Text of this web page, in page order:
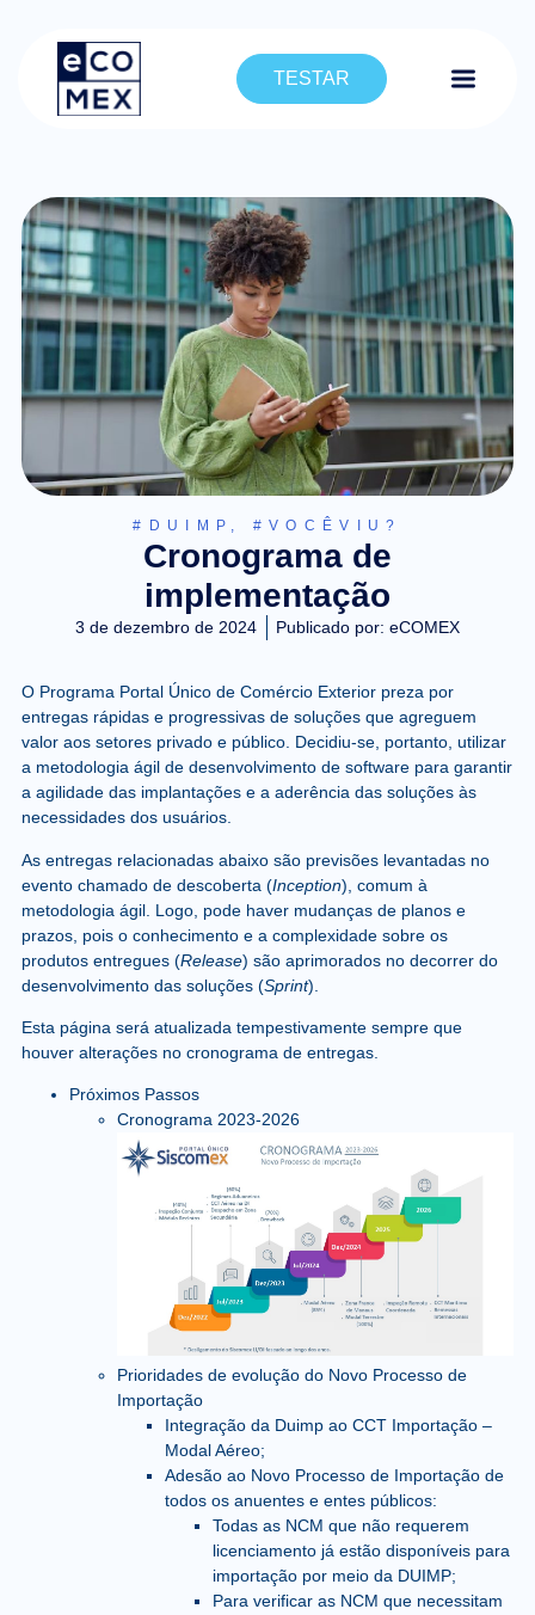
TESTAR
#DUIMP , #VOCÊVIU?
Cronograma de
implementação
3 de dezembro de 2024 Publicado por: eCOMEX
O Programa Portal Único de Comércio Exterior preza por
entregas rápidas e progressivas de soluções que agreguem
valor aos setores privado e público. Decidiu-se, portanto, utilizar
a metodologia ágil de desenvolvimento de software para garantir
a agilidade das implantações e a aderência das soluções às
necessidades dos usuários.
As entregas relacionadas abaixo são previsões levantadas no
evento chamado de descoberta (Inception), comum à
metodologia ágil. Logo, pode haver mudanças de planos e
prazos, pois o conhecimento e a complexidade sobre os
produtos entregues (Release) são aprimorados no decorrer do
desenvolvimento das soluções (Sprint).
Esta página será atualizada tempestivamente sempre que
houver alterações no cronograma de entregas.
Próximos Passos
Cronograma 2023-2026
Prioridades de evolução do Novo Processo de
Importação
Integração da Duimp ao CCT Importação –
Modal Aéreo;
Adesão ao Novo Processo de Importação de
todos os anuentes e entes públicos:
Todas as NCM que não requerem
licenciamento já estão disponíveis para
importação por meio da DUIMP;
Para verificar as NCM que necessitam